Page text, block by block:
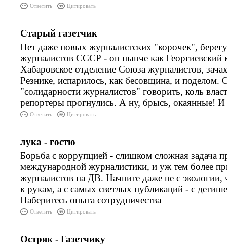
Ответить Цитировать
Старый газетчик
Нет даже новых журналистских "корочек",
журналистов СССР - он нынче как Георгиевский
Хабаровское отделение Союза журналистов,
Резнике, испарилось, как бесовщина, и поделом.
"солидарности журналистов" говорить, коль
репортеры прогнулись. А ну, брысь, окаянные! И
Ответить Цитировать
лука - гостю
Борьба с коррупцией - слишком сложная задача
международной журналистики, и уж тем более
журналистов на ДВ. Начните даже не с экологии,
к рукам, а с самых светлых публикаций - с
Наберитесь опыта сотрудничества
Ответить Цитировать
Остряк - Газетчику